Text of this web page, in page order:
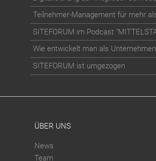
SITEFORUM im Podcast
Wie entwickelt man als
SITEFORUM ist umgezogen
ÜBER UNS
News
Team